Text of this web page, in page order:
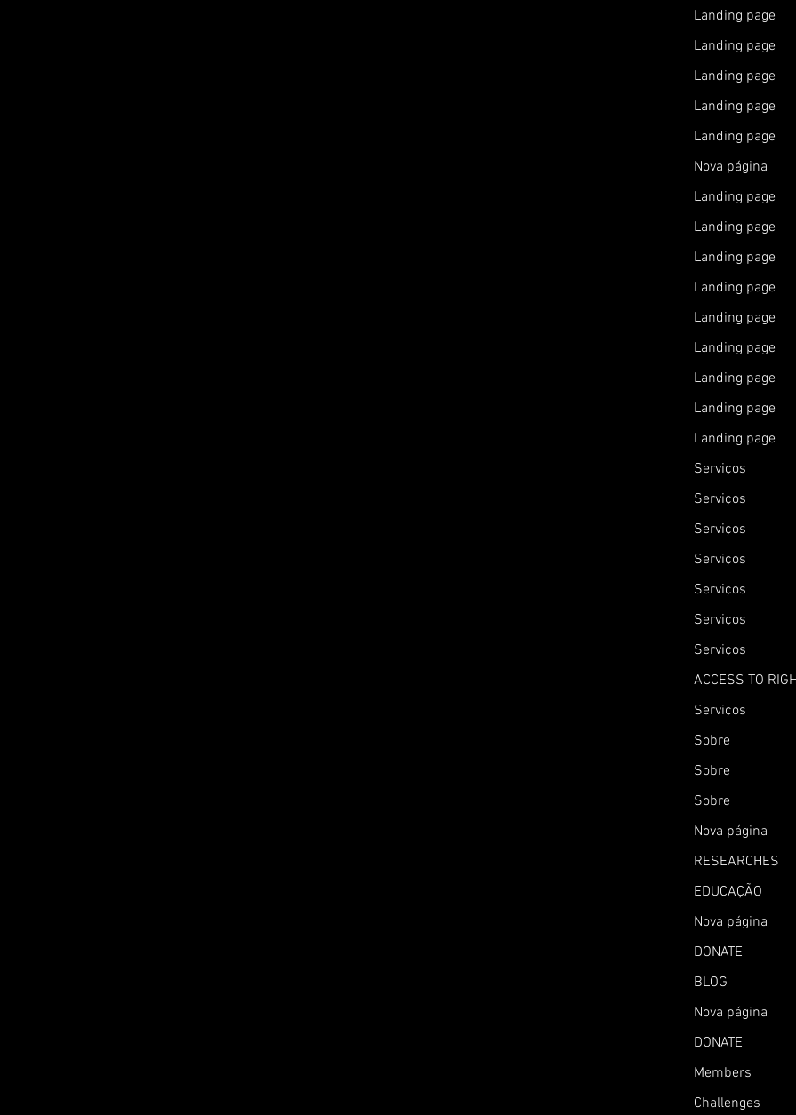
Landing page
Landing page
Landing page
Landing page
Landing page
Nova página
Landing page
Landing page
Landing page
Landing page
Landing page
Landing page
Landing page
Landing page
Landing page
Serviços
Serviços
Serviços
Serviços
Serviços
Serviços
Serviços
ACCESS TO
Serviços
Sobre
Sobre
Sobre
Nova página
RESEARCHES
EDUCAÇÃO
Nova página
DONATE
BLOG
Nova página
DONATE
Members
Challenges